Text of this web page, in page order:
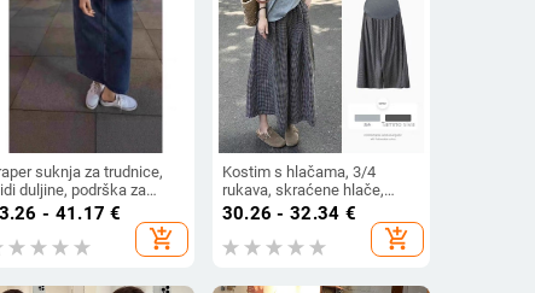
suknja za trudnice,
duljine, podrška za
laskan kroj, prednji
ravna silueta bokova,
ljeto
- 41.17 €
add_shopping_cart
Kostim s hlačama, 3/4
rukava, skraćene hlače,
akrilna tkanina, udio 95% i
30.26 - 32.34 €
add_shopping_cart